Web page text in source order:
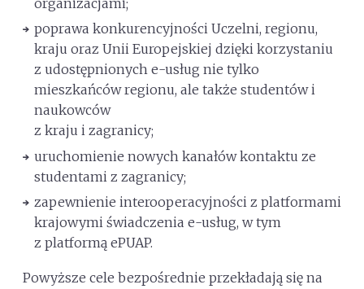
poprawa konkurencyjności Uczelni, regionu,
kraju oraz Unii Europejskiej dzięki korzystaniu
z udostępnionych e-usług nie tylko
mieszkańców regionu, ale także studentów i
naukowców
z kraju i zagranicy;
uruchomienie nowych kanałów kontaktu ze
studentami z zagranicy;
zapewnienie interooperacyjności z platformami
krajowymi świadczenia e-usług, w tym
z platformą ePUAP.
Powyższe cele bezpośrednie przekładają się na